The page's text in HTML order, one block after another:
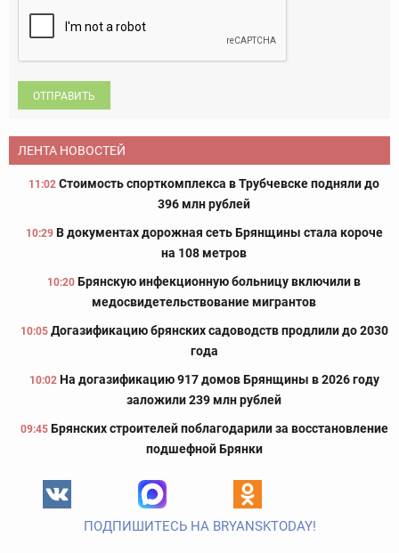
ОТПРАВИТЬ
ЛЕНТА НОВОСТЕЙ
11:02 Стоимость спорткомплекса в Трубчевске подняли до
396 млн рублей
10:29 В документах дорожная сеть Брянщины стала короче
на 108 метров
10:20 Брянскую инфекционную больницу включили в
медосвидетельствование мигрантов
10:05 Догазификацию брянских садоводств продлили до 2030
года
10:02 На догазификацию 917 домов Брянщины в 2026 году
заложили 239 млн рублей
09:45 Брянских строителей поблагодарили за восстановление
подшефной Брянки
ПОДПИШИТЕСЬ НА BRYANSKTODAY!